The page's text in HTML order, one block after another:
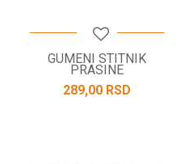
GUMENI STITNIK
PRASINE
289,00 RSD